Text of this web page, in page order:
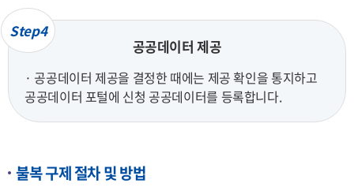
Step4
공공데이터 제공
· 공공데이터 제공을 결정한 때에는 제공 확인을 통지하고
공공데이터 포털에 신청 공공데이터를 등록합니다.
불복 구제 절차 및 방법